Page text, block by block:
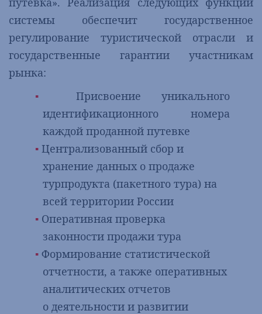
системы обеспечит государственное
регулирование туристической отрасли и
государственные гарантии участникам
рынка:
Присвоение уникального
идентификационного номера
каждой проданной путевке
Централизованный сбор и
хранение данных о продаже
турпродукта (пакетного тура) на
всей территории России
Оперативная проверка
законности продажи тура
Формирование статистической
отчетности, а также оперативных
аналитических отчетов
о деятельности и развитии